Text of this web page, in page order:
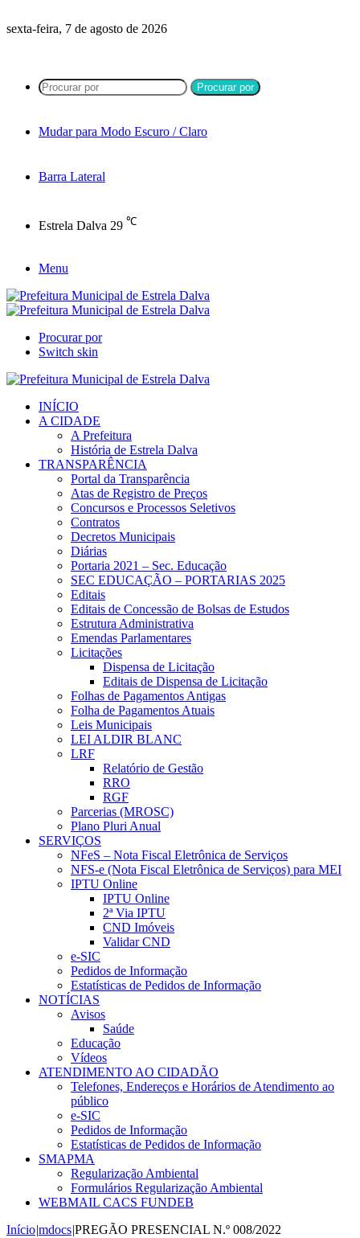
sexta-feira, 7 de agosto de 2026
Procurar por
Mudar para Modo Escuro / Claro
Barra Lateral
Estrela Dalva 29 ℃
Menu
Procurar por
Switch skin
INÍCIO
A CIDADE
A Prefeitura
História de Estrela Dalva
TRANSPARÊNCIA
Portal da Transparência
Atas de Registro de Preços
Concursos e Processos Seletivos
Contratos
Decretos Municipais
Diárias
Portaria 2021 – Sec. Educação
SEC EDUCAÇÃO – PORTARIAS 2025
Editais
Editais de Concessão de Bolsas de Estudos
Estrutura Administrativa
Emendas Parlamentares
Licitações
Dispensa de Licitação
Editais de Dispensa de Licitação
Folhas de Pagamentos Antigas
Folha de Pagamentos Atuais
Leis Municipais
LEI ALDIR BLANC
LRF
Relatório de Gestão
RRO
RGF
Parcerias (MROSC)
Plano Pluri Anual
SERVIÇOS
NFeS – Nota Fiscal Eletrônica de Serviços
NFS-e (Nota Fiscal Eletrônica de Serviços) para MEI
IPTU Online
IPTU Online
2ª Via IPTU
CND Imóveis
Validar CND
e-SIC
Pedidos de Informação
Estatísticas de Pedidos de Informação
NOTÍCIAS
Avisos
Saúde
Educação
Vídeos
ATENDIMENTO AO CIDADÃO
Telefones, Endereços e Horários de Atendimento ao
público
e-SIC
Pedidos de Informação
Estatísticas de Pedidos de Informação
SMAPMA
Regularização Ambiental
Formulários Regularização Ambiental
WEBMAIL CACS FUNDEB
Início|mdocs|PREGÃO PRESENCIAL N.º 008/2022